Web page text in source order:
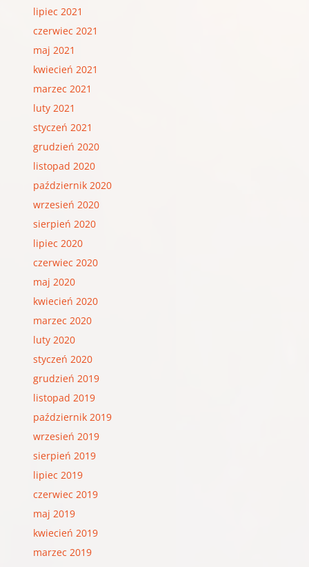
lipiec 2021
czerwiec 2021
maj 2021
kwiecień 2021
marzec 2021
luty 2021
styczeń 2021
grudzień 2020
listopad 2020
październik 2020
wrzesień 2020
sierpień 2020
lipiec 2020
czerwiec 2020
maj 2020
kwiecień 2020
marzec 2020
luty 2020
styczeń 2020
grudzień 2019
listopad 2019
październik 2019
wrzesień 2019
sierpień 2019
lipiec 2019
czerwiec 2019
maj 2019
kwiecień 2019
marzec 2019